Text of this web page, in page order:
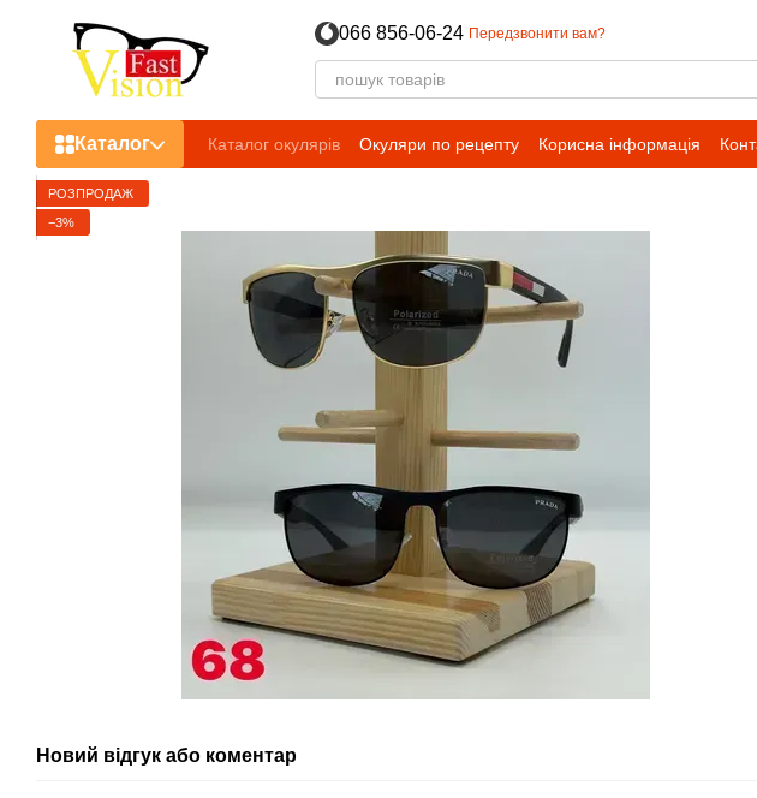
066 856-06-24 Передзвонити вам?
Каталог Каталог окулярів Окуляри по рецепту Корисна інформація
РОЗПРОДАЖ
−3%
Новий відгук або коментар